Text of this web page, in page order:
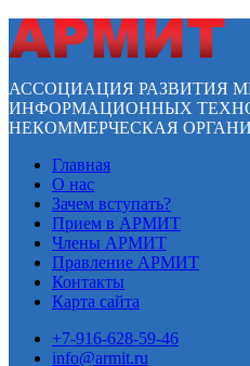
АССОЦИАЦИЯ РАЗВИТИЯ
ИНФОРМАЦИОННЫХ
НЕКОММЕРЧЕСКАЯ
Главная
О нас
Зачем вступать?
Прием в АРМИТ
Члены АРМИТ
Правление АРМИТ
Контакты
Карта сайта
+7-916-628-59-46
info@armit.ru